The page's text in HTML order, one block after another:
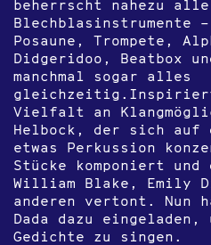
beherrscht nahezu alle
Blechblasinstrumente –
Posaune, Trompete,
Didgeridoo, Beatbox
manchmal sogar alles
Vielfalt an
Helbock
, der sich auf
etwas Perkussion
Stücke komponiert und
William Blake, Emily
anderen vertont. Nun
Dada
dazu eingeladen,
Gedichte zu singen.